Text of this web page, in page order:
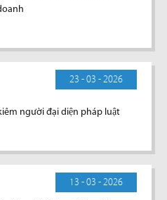
23 - 03 - 2026
người đại diện pháp luật
13 - 03 - 2026